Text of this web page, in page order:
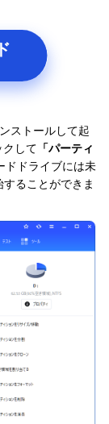
ストールして起
して 「パーティ
ドドライブには未
ることができま